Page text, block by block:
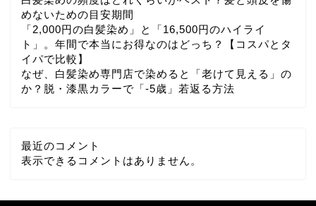
めないための目安期間
「2,000円の白髪染め」と「16,500円のハイライ
ト」。年間で本当にお得なのはどっち？【コスパとタ
イパで比較】
なぜ、白髪染め専門店で染めると「老けて見える」の
か？脱・漆黒カラーで「-5歳」若返る方法
最近のコメント
表示できるコメントはありません。